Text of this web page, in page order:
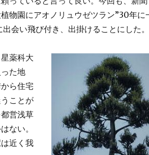
物園にアオノリュウゼツラン”30年に
会い飛び付き、出掛けることにした。
薬科大
た地
ら住宅
ことが
営浅草
ない。
近く我